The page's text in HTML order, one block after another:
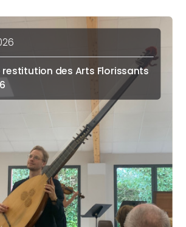
des Arts Florissants